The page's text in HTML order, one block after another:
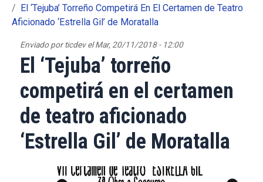
El ‘Tejuba’ Torreño Competirá En El Certamen de Teatro
Aficionado ‘Estrella Gil’ de Moratalla
Enviado porticdev elMar, 20/11/2018 - 12:00
El ‘Tejuba’ torreño
competirá en el certamen
de teatro aficionado
‘Estrella Gil’ de Moratalla